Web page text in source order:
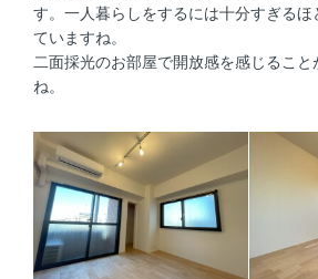
す。一人暮らしをするには十分すぎる
ていますね。
二面採光のお部屋で開放感を感じるこ
ね。